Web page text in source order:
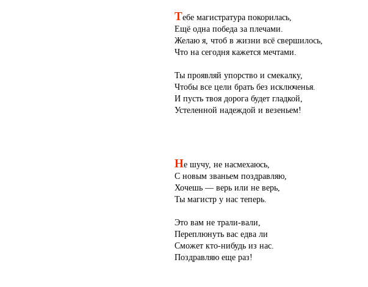
Тебе магистратура покорилась,
Ещё одна победа за плечами.
Желаю я, чтоб в жизни всё свершилось,
Что на сегодня кажется мечтами.
Ты проявляй упорство и смекалку,
Чтобы все цели брать без исключенья.
И пусть твоя дорога будет гладкой,
Устеленной надеждой и везеньем!
Не шучу, не насмехаюсь,
С новым званьем поздравляю,
Хочешь — верь или не верь,
Ты магистр у нас теперь.
Это вам не трали-вали,
Переплюнуть вас едва ли
Сможет кто-нибудь из нас.
Поздравляю еще раз!